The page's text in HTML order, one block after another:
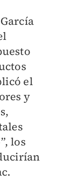
el
y
los